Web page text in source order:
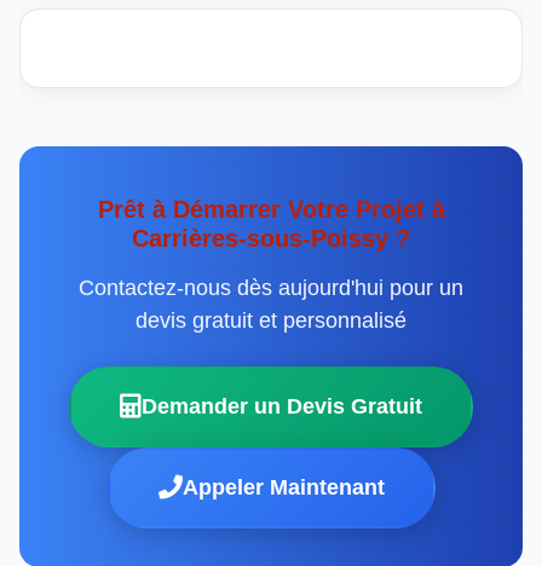
Prêt à Démarrer Votre Projet à
Carrières-sous-Poissy ?
Contactez-nous dès aujourd'hui pour un
devis gratuit et personnalisé
Demander un Devis Gratuit
Appeler Maintenant